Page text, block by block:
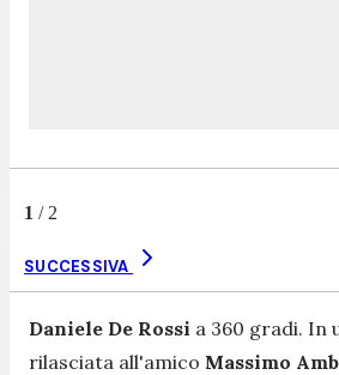
1 / 2
SUCCESSIVA
Daniele De Rossi a 360 gradi. In
rilasciata all'amico Massimo